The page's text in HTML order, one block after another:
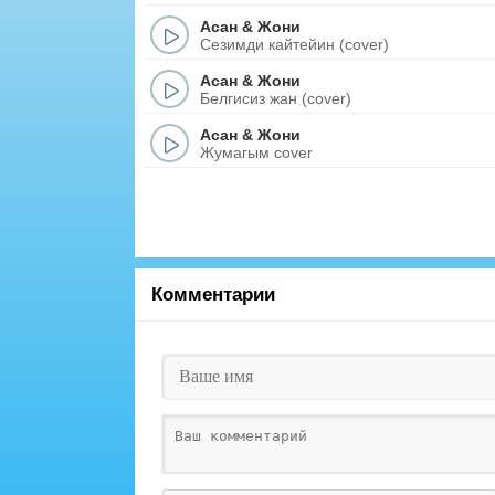
Асан & Жони
Сезимди кайтейин (cover)
Асан & Жони
Белгисиз жан (cover)
Асан & Жони
Жумагым cover
Комментарии